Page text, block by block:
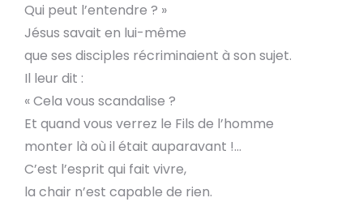
Qui peut l’entendre ? »
Jésus savait en lui-même
que ses disciples récriminaient à son sujet.
Il leur dit :
« Cela vous scandalise ?
Et quand vous verrez le Fils de l’homme
monter là où il était auparavant !…
C’est l’esprit qui fait vivre,
la chair n’est capable de rien.